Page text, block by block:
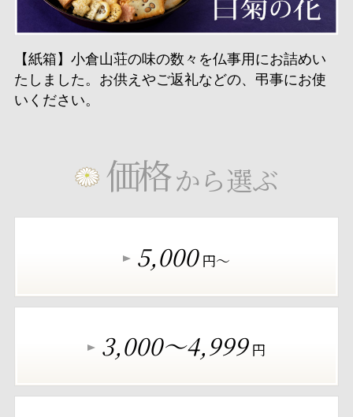
【紙箱】小倉山荘の味の数々を仏事用にお詰めい
たしました。お供えやご返礼などの、弔事にお使
いください。
価格から選ぶ
5,000 円～
3,000～4,999 円